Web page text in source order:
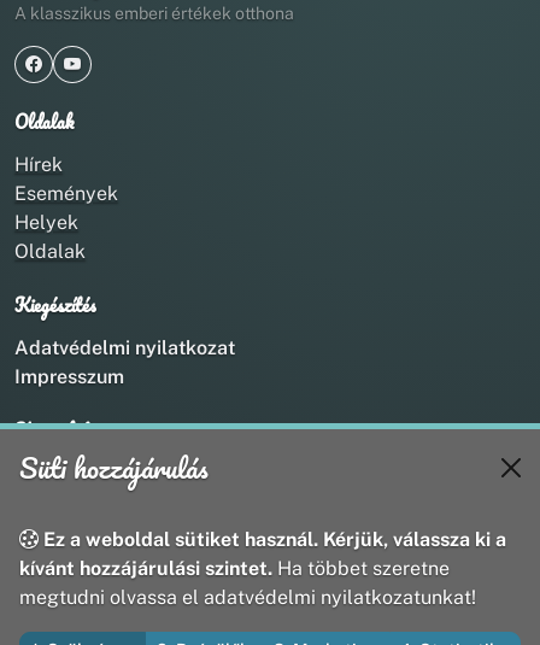
A klasszikus emberi értékek otthona
Oldalak
Hírek
Események
Helyek
Oldalak
Kiegészítés
Adatvédelmi nyilatkozat
Impresszum
Kapcsolat
+36 20 211 1888
webmaster@utirany.hu
8419 Csesznek, Vasút u.18.
Süti hozzájárulás
Ez a weboldal sütiket használ. Kérjük, válassza ki a
kívánt hozzájárulási szintet. Ha többet szeretne
megtudni olvassa el adatvédelmi nyilatkozatunkat!